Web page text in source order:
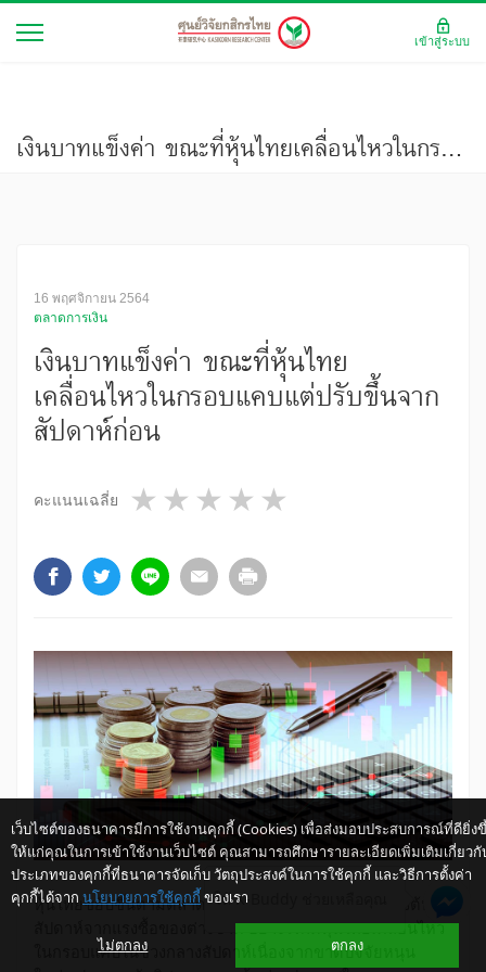
เงินบาทแข็งค่า ขณะที่หุ้นไทยเคลื่อนไหวในกรอบแคบแต่ปรับขึ้นจากสัปดาห์ก่อน
16 พฤศจิกายน 2564
ตลาดการเงิน
เงินบาทแข็งค่า ขณะที่หุ้นไทย
เคลื่อนไหวในกรอบแคบแต่ปรับขึ้นจาก
สัปดาห์ก่อน
คะแนนเฉลี่ย 4 stars
3 stars
2 stars
1 star
หุ้นไทยขยับขึ้นตามตลาดหุ้นภูมิภาค โดยมีแรงหนุนช่วงต้น
สัปดาห์จากแรงซื้อของต่างชาติ อย่างไรก็ดีหุ้นไทยเคลื่อนไหว
ในกรอบแคบในช่วงกลางสัปดาห์เนื่องจากขาดปัจจัยหนุน
เว็บไซต์ของธนาคารมีการใช้งานคุกกี้ (Cookies) เพื่อส่งมอบประสบการณ์ที่ดียิ่ง
ให้แก่คุณในการเข้าใช้งานเว็บไซต์ คุณสามารถศึกษารายละเอียดเพิ่มเติมเกี่ยวกั
ประเภทของคุกกี้ที่ธนาคารจัดเก็บ วัตถุประสงค์ในการใช้คุกกี้ และวิธีการตั้งค่า
คุกกี้ได้จาก นโยบายการใช้คุกกี้ ของเรา
ไม่ตกลง ตกลง
เข้าสู่ระบบ
ให้ K-Buddy ช่วยเหลือคุณ